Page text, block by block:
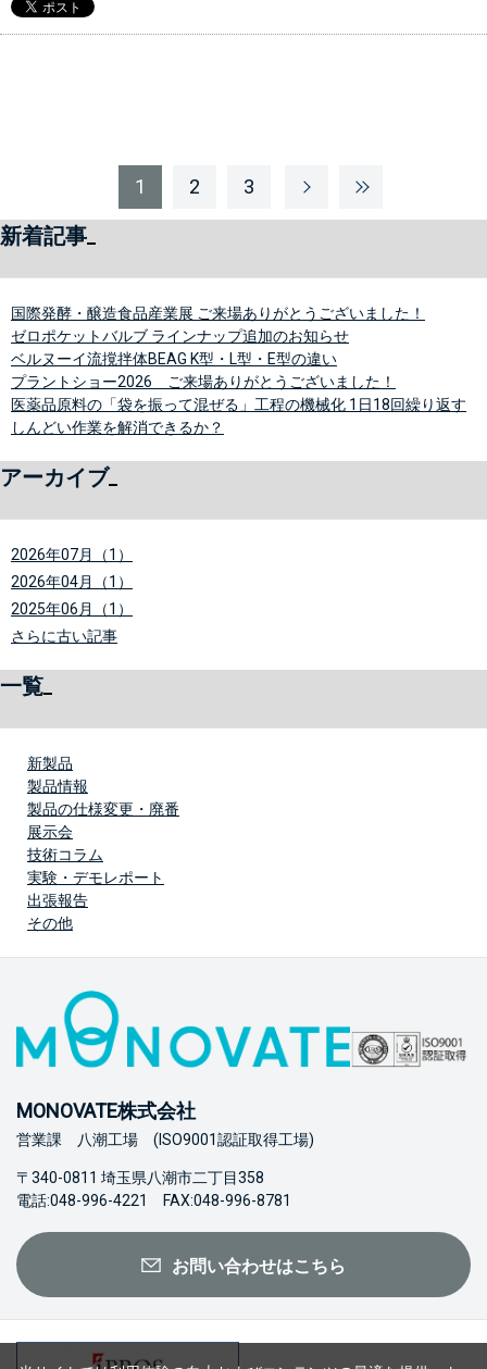
1 2 3
新着記事
国際発酵・醸造食品産業展 ご来場ありがとうございました！
ゼロポケットバルブ ラインナップ追加のお知らせ
ベルヌーイ流撹拌体BEAG K型・L型・E型の違い
プラントショー2026 ご来場ありがとうございました！
医薬品原料の「袋を振って混ぜる」工程の機械化 1日18回繰り返す
しんどい作業を解消できるか？
アーカイブ
2026年07月（1）
2026年04月（1）
2025年06月（1）
さらに古い記事
一覧
新製品
製品情報
製品の仕様変更・廃番
展示会
技術コラム
実験・デモレポート
出張報告
その他
MONOVATE株式会社
営業課 八潮工場 (ISO9001認証取得工場)
〒340-0811 埼玉県八潮市二丁目358
電話:048-996-4221 FAX:048-996-8781
お問い合わせはこちら